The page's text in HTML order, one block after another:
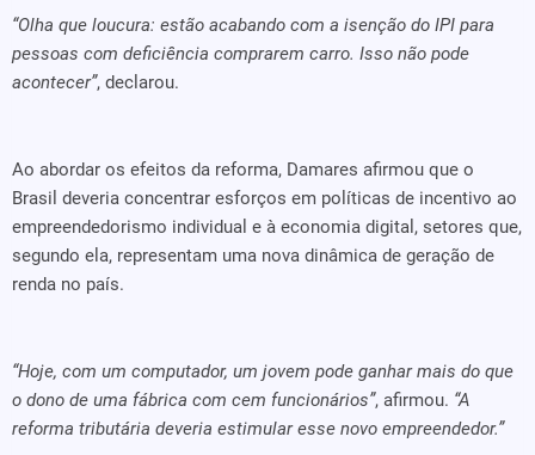
“Olha que loucura: estão acabando com a isenção do IPI para
pessoas com deficiência comprarem carro. Isso não pode
acontecer”, declarou.
Ao abordar os efeitos da reforma, Damares afirmou que o
Brasil deveria concentrar esforços em políticas de incentivo ao
empreendedorismo individual e à economia digital, setores que,
segundo ela, representam uma nova dinâmica de geração de
renda no país.
“Hoje, com um computador, um jovem pode ganhar mais do que
o dono de uma fábrica com cem funcionários”, afirmou. “A
reforma tributária deveria estimular esse novo empreendedor.”